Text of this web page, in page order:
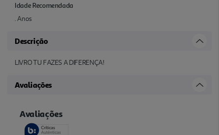
Idade Recomendada
. Anos
Descrição
LIVRO TU FAZES A DIFERENÇA!
Avaliações